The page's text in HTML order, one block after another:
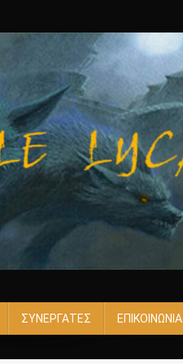
ΣΥΝΕΡΓΑΤΕΣ ΕΠΙΚΟΙΝΩΝΙΑ